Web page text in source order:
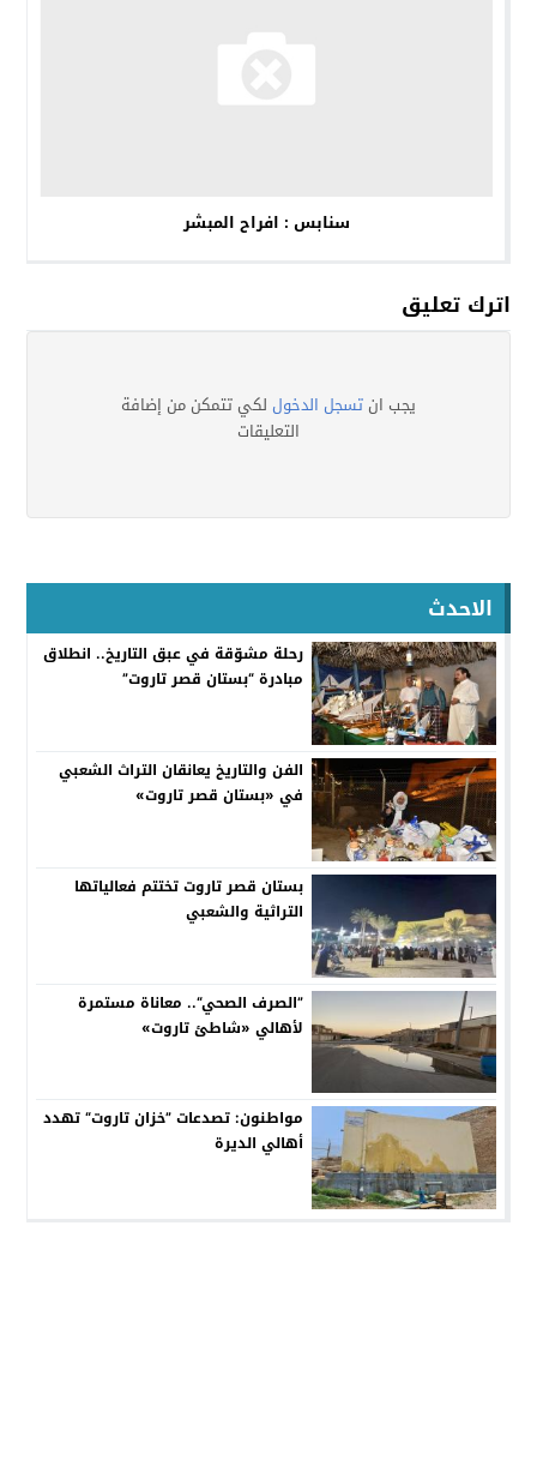
سنابس : افراح المبشر
اترك تعليق
يجب ان تسجل الدخول لكي تتمكن من إضافة
التعليقات
الاحدث
رحلة مشوّقة في عبق التاريخ.. انطلاق
مبادرة “بستان قصر تاروت”
الفن والتاريخ يعانقان التراث الشعبي
في «بستان قصر تاروت»
بستان قصر تاروت تختتم فعالياتها
التراثية والشعبي
”الصرف الصحي“.. معاناة مستمرة
لأهالي «شاطئ تاروت»
مواطنون: تصدعات ”خزان تاروت“ تهدد
أهالي الديرة